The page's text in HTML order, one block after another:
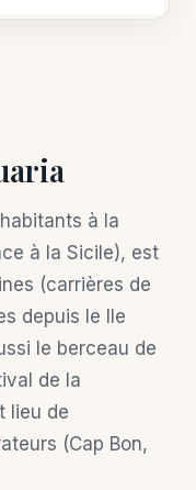
à la
à la Sicile), est
(carrières de
depuis le IIe
le berceau de
de la
lieu de
(Cap Bon,